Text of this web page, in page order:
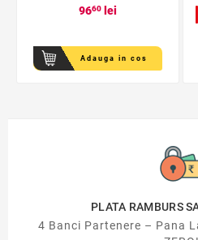
9660lei
Adauga in cos
PLATA RAMBURS
4 Banci Partenere – Pana